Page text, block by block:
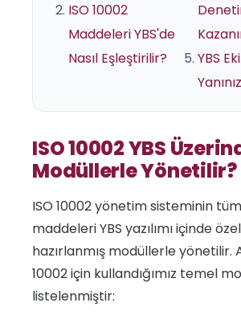
ISO 10002
Maddeleri YBS'de
Nasıl Eşleştirilir?
YBS
ISO 10002 YBS
Modüllerle Yönetilir?
ISO 10002 yönetim sisteminin
maddeleri YBS yazılımı içinde
hazırlanmış modüllerle yönetilir.
10002 için kullandığımız temel
listelenmiştir: